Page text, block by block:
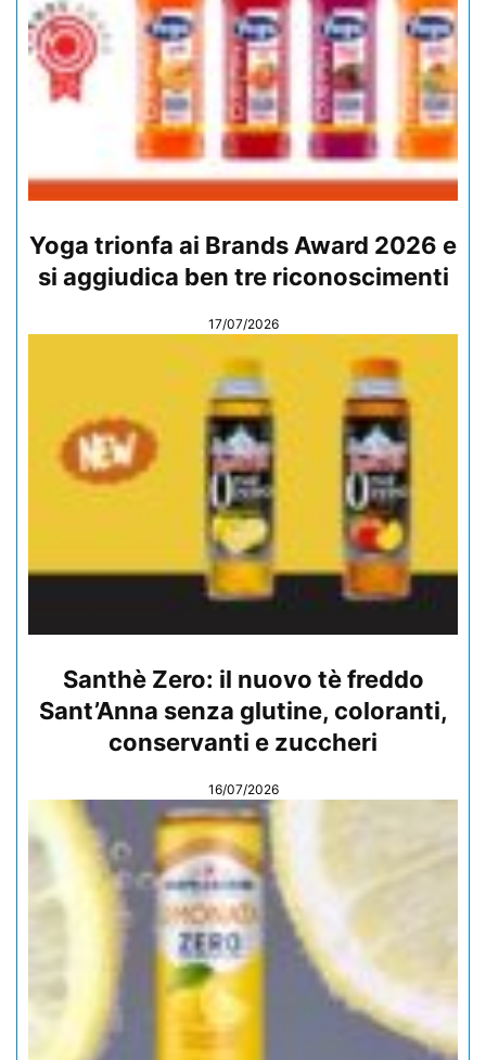
Yoga trionfa ai Brands Award 2026 e
si aggiudica ben tre riconoscimenti
17/07/2026
Santhè Zero: il nuovo tè freddo
Sant’Anna senza glutine, coloranti,
conservanti e zuccheri
16/07/2026